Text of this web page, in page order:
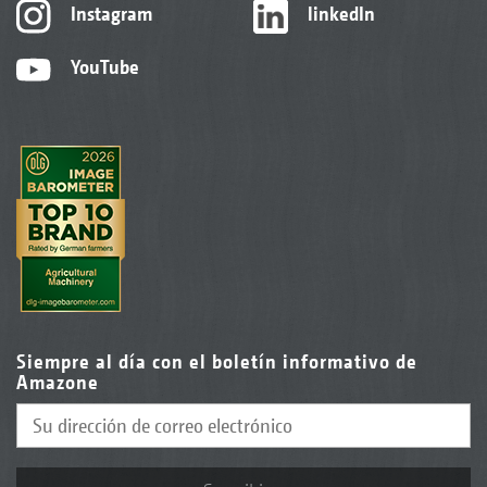
Instagram
YouTube
linkedIn
Siempre al día con el boletín informativo de
Amazone